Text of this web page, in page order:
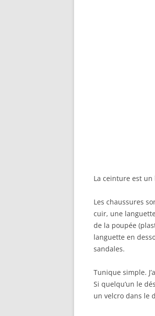
La ceinture est
Les chaussures
cuir, une
de la poupée
languette en
sandales.
Tunique simple.
Si quelqu’un le
un velcro dans le